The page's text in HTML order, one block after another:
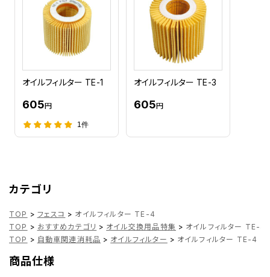
オイルフィルター TE-1
605円
1件
オイルフィルター TE-3
605円
カテゴリ
TOP > フェスコ > オイルフィルター TE-4
TOP > おすすめカテゴリ > オイル交換用品特集 > オイルフィルター TE-4
TOP > 自動車関連消耗品 > オイルフィルター > オイルフィルター TE-4
商品仕様